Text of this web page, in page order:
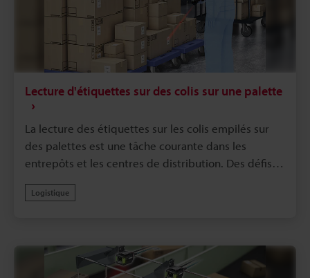
Lecture d'étiquettes sur des colis sur une palette
La lecture des étiquettes sur les colis empilés sur
des palettes est une tâche courante dans les
entrepôts et les centres de distribution. Des défis
codes-barres sur des boîtes en carton empilées en
des obstacles majeurs à l'efficacité
opérationnelle.Le terminal portatif de la Série BT-
Logistique